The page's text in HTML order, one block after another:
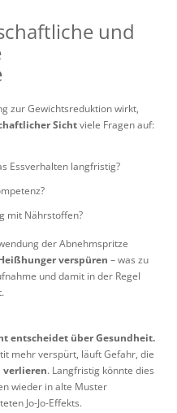
und
zur Gewichtsreduktion wirkt,
Sichtviele Fragen auf:
Essverhalten langfristig?
mit Nährstoffen?
der Abnehmspritze
verspüren – was zu
und damit in der Regel
entscheidet über Gesundheit.
mehr verspürt, läuft Gefahr, die
verlieren. Langfristig könnte dies
wieder in alte Muster
Jo-Jo-Effekts.